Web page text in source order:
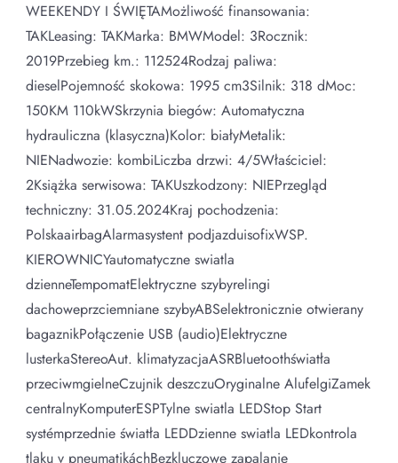
WEEKENDY I ŚWIĘTAMożliwość finansowania:
TAKLeasing: TAKMarka: BMWModel: 3Rocznik:
2019Przebieg km.: 112524Rodzaj paliwa:
dieselPojemność skokowa: 1995 cm3Silnik: 318 dMoc:
150KM 110kWSkrzynia biegów: Automatyczna
hydrauliczna (klasyczna)Kolor: białyMetalik:
NIENadwozie: kombiLiczba drzwi: 4/5Właściciel:
2Książka serwisowa: TAKUszkodzony: NIEPrzegląd
techniczny: 31.05.2024Kraj pochodzenia:
PolskaairbagAlarmasystent podjazduisofixWSP.
KIEROWNICYautomatyczne swiatla
dzienneTempomatElektryczne szybyrelingi
dachoweprzciemniane szybyABSelektronicznie otwierany
bagaznikPołączenie USB (audio)Elektryczne
lusterkaStereoAut. klimatyzacjaASRBluetoothświatła
przeciwmgielneCzujnik deszczuOryginalne AlufelgiZamek
centralnyKomputerESPTylne swiatla LEDStop Start
systémprzednie światła LEDDzienne swiatla LEDkontrola
tlaku v pneumatikáchBezkluczowe zapalanie